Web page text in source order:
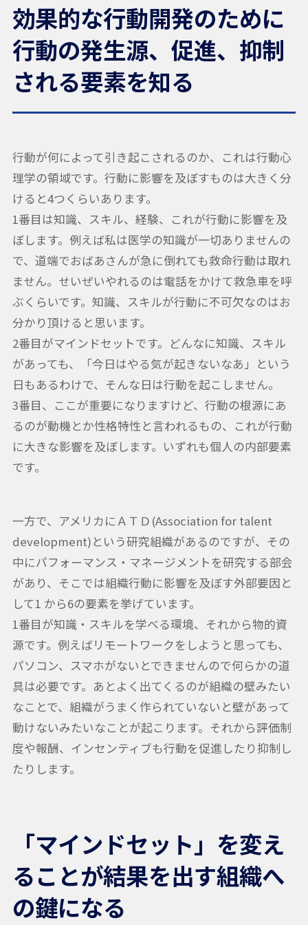
効果的な行動開発のために
行動の発生源、促進、抑制
される要素を知る
行動が何によって引き起こされるのか、これは行動心
理学の領域です。行動に影響を及ぼすものは大きく分
けると4つくらいあります。
1番目は知識、スキル、経験、これが行動に影響を及
ぼします。例えば私は医学の知識が一切ありませんの
で、道端でおばあさんが急に倒れても救命行動は取れ
ません。せいぜいやれるのは電話をかけて救急車を呼
ぶくらいです。知識、スキルが行動に不可欠なのはお
分かり頂けると思います。
2番目がマインドセットです。どんなに知識、スキル
があっても、「今日はやる気が起きないなあ」という
日もあるわけで、そんな日は行動を起こしません。
3番目、ここが重要になりますけど、行動の根源にあ
るのが動機とか性格特性と言われるもの、これが行動
に大きな影響を及ぼします。いずれも個人の内部要素
です。
一方で、アメリカにＡＴＤ(Association for talent
development)という研究組織があるのですが、その
中にパフォーマンス・マネージメントを研究する部会
があり、そこでは組織行動に影響を及ぼす外部要因と
して1 から6の要素を挙げています。
1番目が知識・スキルを学べる環境、それから物的資
源です。例えばリモートワークをしようと思っても、
パソコン、スマホがないとできませんので何らかの道
具は必要です。あとよく出てくるのが組織の壁みたい
なことで、組織がうまく作られていないと壁があって
動けないみたいなことが起こります。それから評価制
度や報酬、インセンティブも行動を促進したり抑制し
たりします。
「マインドセット」を変え
ることが結果を出す組織へ
の鍵になる